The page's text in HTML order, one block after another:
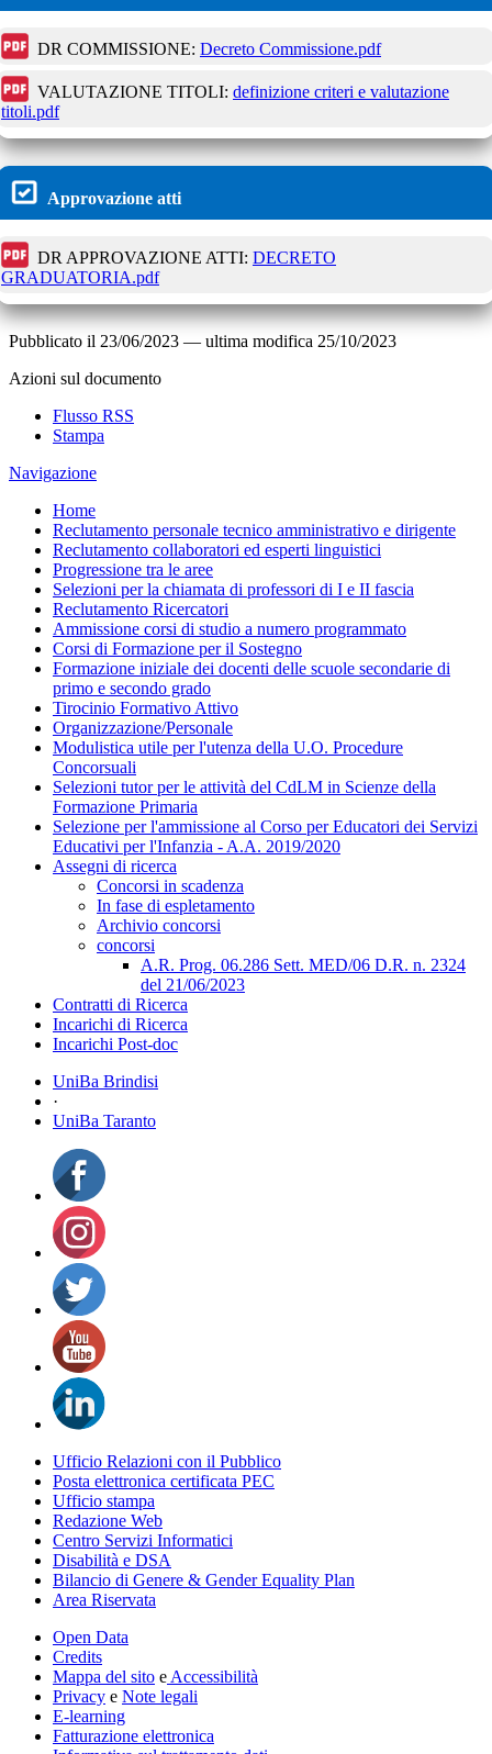
DR COMMISSIONE: Decreto Commissione.pdf
VALUTAZIONE TITOLI: definizione criteri e valutazione
titoli.pdf
Approvazione atti
DR APPROVAZIONE ATTI: DECRETO
GRADUATORIA.pdf
Pubblicato il 23/06/2023 — ultima modifica 25/10/2023
Azioni sul documento
Flusso RSS
Stampa
Navigazione
Home
Reclutamento personale tecnico amministrativo e dirigente
Reclutamento collaboratori ed esperti linguistici
Progressione tra le aree
Selezioni per la chiamata di professori di I e II fascia
Reclutamento Ricercatori
Ammissione corsi di studio a numero programmato
Corsi di Formazione per il Sostegno
Formazione iniziale dei docenti delle scuole secondarie di
primo e secondo grado
Tirocinio Formativo Attivo
Organizzazione/Personale
Modulistica utile per l'utenza della U.O. Procedure
Concorsuali
Selezioni tutor per le attività del CdLM in Scienze della
Formazione Primaria
Selezione per l'ammissione al Corso per Educatori dei Servizi
Educativi per l'Infanzia - A.A. 2019/2020
Assegni di ricerca
Concorsi in scadenza
In fase di espletamento
Archivio concorsi
concorsi
A.R. Prog. 06.286 Sett. MED/06 D.R. n. 2324
del 21/06/2023
Contratti di Ricerca
Incarichi di Ricerca
Incarichi Post-doc
UniBa Brindisi
·
UniBa Taranto
Ufficio Relazioni con il Pubblico
Posta elettronica certificata PEC
Ufficio stampa
Redazione Web
Centro Servizi Informatici
Disabilità e DSA
Bilancio di Genere & Gender Equality Plan
Area Riservata
Open Data
Credits
Mappa del sito e Accessibilità
Privacy e Note legali
E-learning
Fatturazione elettronica